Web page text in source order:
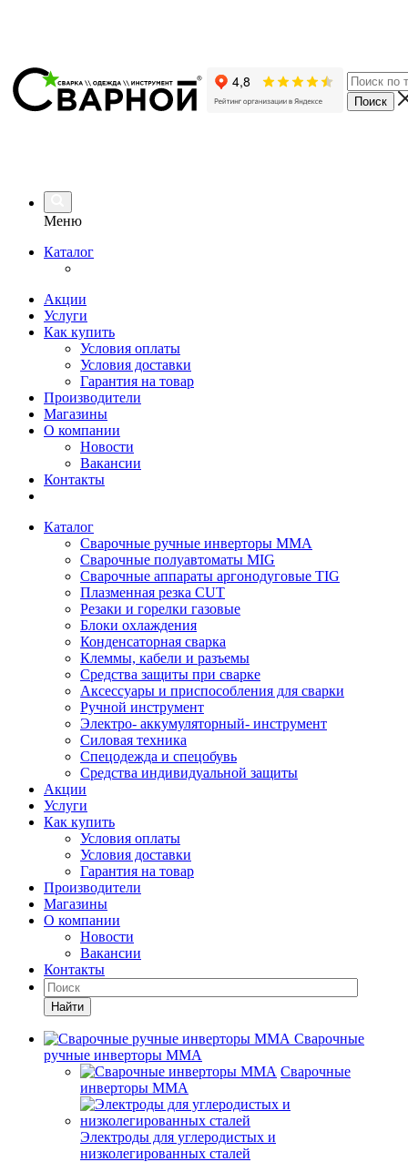
Меню
Каталог
Акции
Услуги
Как купить
Условия оплаты
Условия доставки
Гарантия на товар
Производители
Магазины
О компании
Новости
Вакансии
Контакты
Каталог
Сварочные ручные инверторы MMA
Сварочные полуавтоматы MIG
Сварочные аппараты аргонодуговые TIG
Плазменная резка CUT
Резаки и горелки газовые
Блоки охлаждения
Конденсаторная сварка
Клеммы, кабели и разъемы
Средства защиты при сварке
Аксессуары и приспособления для сварки
Ручной инструмент
Электро- аккумуляторный- инструмент
Силовая техника
Спецодежда и спецобувь
Средства индивидуальной защиты
Акции
Услуги
Как купить
Условия оплаты
Условия доставки
Гарантия на товар
Производители
Магазины
О компании
Новости
Вакансии
Контакты
Найти
Сварочные
ручные инверторы MMA
Сварочные
инверторы MMA
Электроды для углеродистых и
низколегированных сталей